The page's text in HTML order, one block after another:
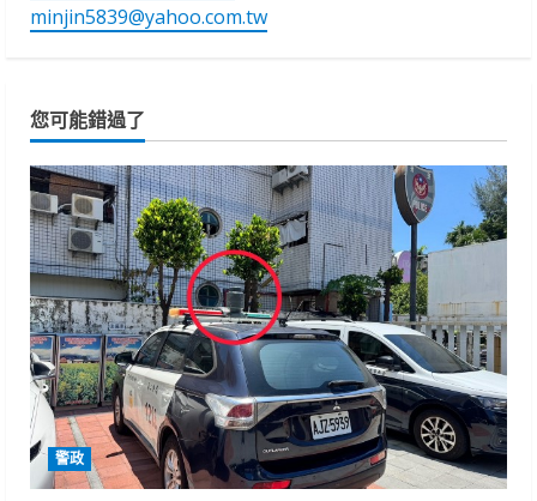
minjin5839@yahoo.com.tw
您可能錯過了
警政